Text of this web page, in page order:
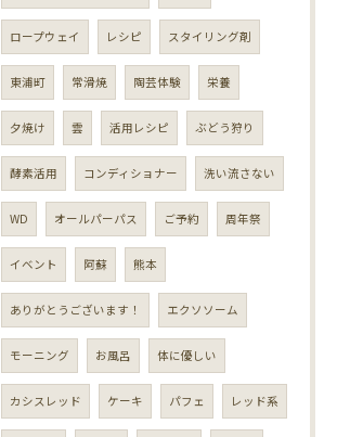
ロープウェイ レシピ スタイリング剤
東浦町 常滑焼 陶芸体験 栄養
夕焼け 雲 活用レシピ ぶどう狩り
酵素活用 コンディショナー 洗い流さない
WD オールパーパス ご予約 周年祭
イベント 阿蘇 熊本
ありがとうございます！ エクソソーム
モーニング お風呂 体に優しい
カシスレッド ケーキ パフェ レッド系